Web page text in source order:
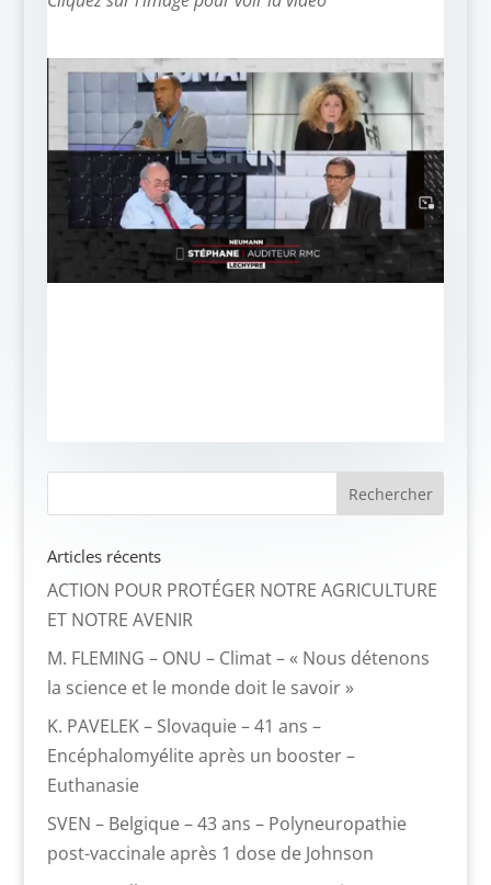
Articles récents
ACTION POUR PROTÉGER NOTRE AGRICULTURE
ET NOTRE AVENIR
M. FLEMING – ONU – Climat – « Nous détenons
la science et le monde doit le savoir »
K. PAVELEK – Slovaquie – 41 ans –
Encéphalomyélite après un booster –
Euthanasie
SVEN – Belgique – 43 ans – Polyneuropathie
post-vaccinale après 1 dose de Johnson